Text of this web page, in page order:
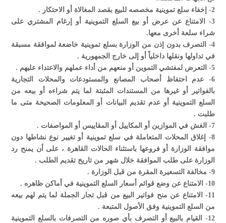
2- إخفاء سلع تموينية مخصصه للبيع بقصد المغالاة أو الاحتكار .
3- الامتناع عن عرض أو بيع السلع التموينية أو إرغام المشتري على
شراء سلعة أخرى معها.
4- التصرف بدون إذن من الوزارة بسلع تموينية خاضعة لموافقة مسبقة
في تداولها ونقلها داخلياً أو إلى خارج الجمهورية .
5- التعرض لمفتشي التموين أو منعهم من أداء عملهم والاعتداء عليهم .
6- عدم احتفاظ أصحاب المصانع والمستودعات والمحلات التجارية
بالفواتير أو غيرها من المستندات المثبتة لما يتم شراءه أو بيعه من
السلع التموينية أو عدم تقديم البيانات أو المعلومات الصحيحة متى ما
طلبت .
7- الغش في الموازين أو المكاييل أو المقاييس أو المواصفات .
8- إغلاق المحلات المتعاملة في سلع تموينية أو تغيير نوع نشاطها دون
موافقة الوزارة أو فروعها باستثناء الحالات القاهرة ، على أن يمنح رد
الوزارة على طلب الموافقة خلال شهر من تاريخ تقديم الطلب .
9- مخالفة التسعيرة المقرة من قبل الوزارة .
10- الامتناع عن وضع قوائم أسعار السلع التموينية في أماكن ظاهره .
11- الامتناع عن منح فواتير البيع من قبل تجار الجملة لما يتم لهم بيعه
من السلع التموينية وفق الأصول المتبعة .
12- القيام بالبيع أو التصرف بأي صوره من التصرفات بالسلع التموينية